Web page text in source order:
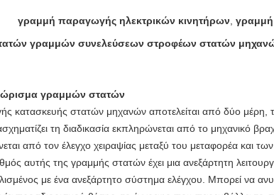
γραμμή παραγωγής ηλεκτρικών κινητήρων γραμμή
γραμμών συνελεύσεων στροφέων στατών
γραμμών στατών
κατασκευής στατών μηχανών αποτελείται από δύο μέρη,
τη διαδικασία εκπληρώνεται από το μηχανικό
από τον έλεγχο χειραψίας μεταξύ του μεταφορέα και
αυτής της γραμμής στατών έχει μια ανεξάρτητη
με ένα ανεξάρτητο σύστημα ελέγχου. Μπορεί να